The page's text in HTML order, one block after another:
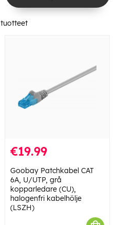
tuotteet
€19.99
Goobay Patchkabel CAT
6A, U/UTP, grå
kopparledare (CU),
halogenfri kabelhölje
(LSZH)